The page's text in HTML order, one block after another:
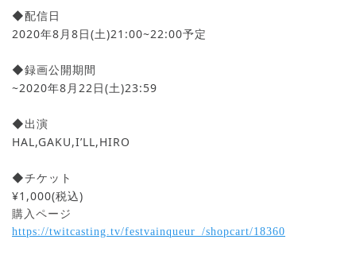
◆配信日
2020年8月8日(土)21:00~22:00予定
◆録画公開期間
~2020年8月22日(土)23:59
◆出演
HAL,GAKU,I’LL,HIRO
◆チケット
¥1,000(税込)
購入ページ
https://twitcasting.tv/festvainqueur_/shopcart/18360